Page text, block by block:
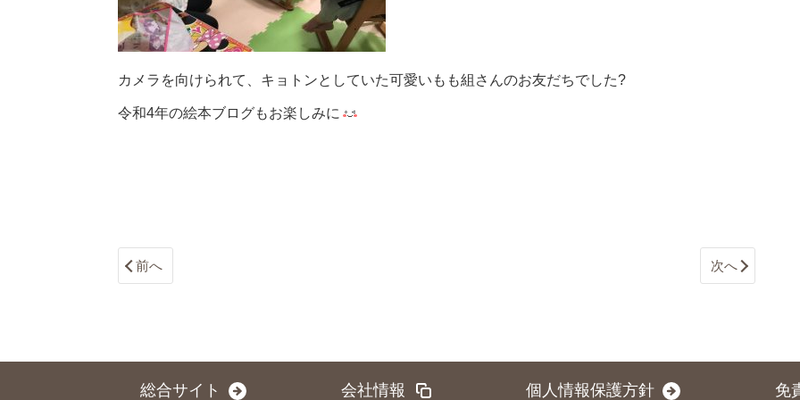
カメラを向けられて、キョトンとしていた可愛いもも組さんのお友だちでした?
令和4年の絵本ブログもお楽しみに
前へ 次へ
総合サイト 会社情報 個人情報保護方針 免